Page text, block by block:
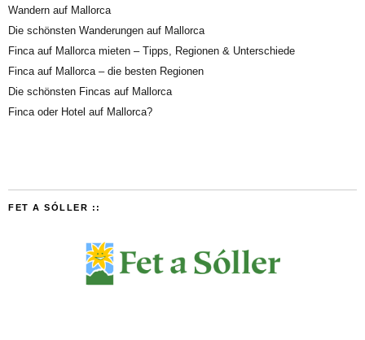
Wandern auf Mallorca
Die schönsten Wanderungen auf Mallorca
Finca auf Mallorca mieten – Tipps, Regionen & Unterschiede
Finca auf Mallorca – die besten Regionen
Die schönsten Fincas auf Mallorca
Finca oder Hotel auf Mallorca?
FET A SÓLLER ::